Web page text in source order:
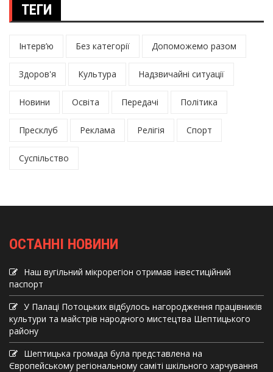
ТЕГИ
Інтерв’ю Без категорії Допоможемо разом
Здоров'я Культура Надзвичайні ситуації
Новини Освіта Передачі Політика
Пресклуб Реклама Релігія Спорт
Суспільство
ОСТАННІ НОВИНИ
Наш вугільний мікрорегіон отримав інвеcтиційний
паспорт
У Палаці Потоцьких відбулось нагородження працівників
культури та майстрів народного мистецтва Шептицького
району
Шептицька громада була представлена на
Європейському регіональному саміті шкільного харчування